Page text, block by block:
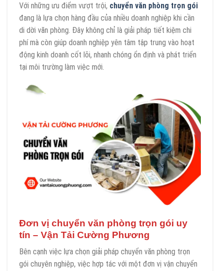
Với những ưu điểm vượt trội, chuyển văn phòng trọn gói
đang là lựa chọn hàng đầu của nhiều doanh nghiệp khi cần
di dời văn phòng. Đây không chỉ là giải pháp tiết kiệm chi
phí mà còn giúp doanh nghiệp yên tâm tập trung vào hoạt
động kinh doanh cốt lõi, nhanh chóng ổn định và phát triển
tại môi trường làm việc mới.
Đơn vị chuyển văn phòng trọn gói uy
tín – Vận Tải Cường Phương
Bên cạnh việc lựa chọn giải pháp chuyển văn phòng trọn
gói chuyên nghiệp, việc hợp tác với một đơn vị vận chuyển